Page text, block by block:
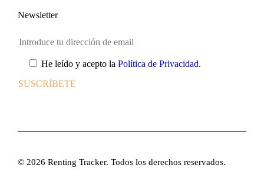
Newsletter
He leído y acepto la Política de Privacidad.
© 2026 Renting Tracker. Todos los derechos reservados.